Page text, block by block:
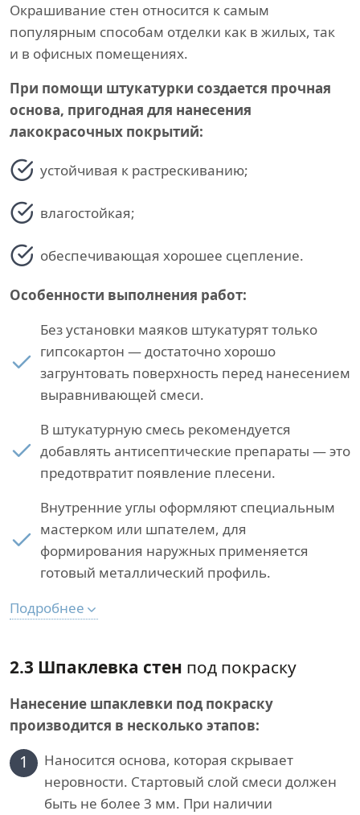
Окрашивание стен относится к самым
популярным способам отделки как в жилых, так
и в офисных помещениях.
При помощи штукатурки создается прочная
основа, пригодная для нанесения
лакокрасочных покрытий:
устойчивая к растрескиванию;
влагостойкая;
обеспечивающая хорошее сцепление.
Особенности выполнения работ:
Без установки маяков штукатурят только
гипсокартон — достаточно хорошо
загрунтовать поверхность перед нанесением
выравнивающей смеси.
В штукатурную смесь рекомендуется
добавлять антисептические препараты — это
предотвратит появление плесени.
Внутренние углы оформляют специальным
мастерком или шпателем, для
формирования наружных применяется
готовый металлический профиль.
Подробнее
2.3 Шпаклевка стен под покраску
Нанесение шпаклевки под покраску
производится в несколько этапов:
1
Наносится основа, которая скрывает
неровности. Стартовый слой смеси должен
быть не более 3 мм. При наличии